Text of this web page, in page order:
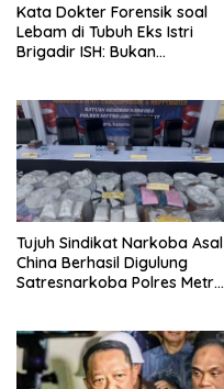
Kata Dokter Forensik soal
Lebam di Tubuh Eks Istri
Brigadir ISH: Bukan
Tujuh Sindikat Narkoba Asal
China Berhasil Digulung
Satresnarkoba Polres Metro